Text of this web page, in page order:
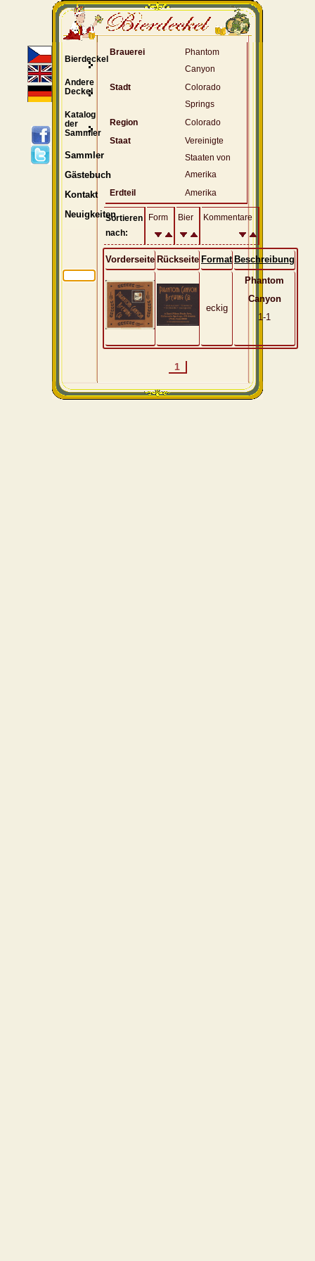
Brauerei
Phantom
Canyon
Stadt
Colorado
Springs
Region
Colorado
Staat
Vereinigte
Staaten von
Amerika
Erdteil
Amerika
Sortieren
nach:
Form Bier Kommentare
Vorderseite Rückseite Format Beschreibung
eckig
Phantom
Canyon
1-1
1
Bierdeckel
Andere
Deckel
Katalog
der
Sammler
Sammler
Gästebuch
Kontakt
Neuigkeiten